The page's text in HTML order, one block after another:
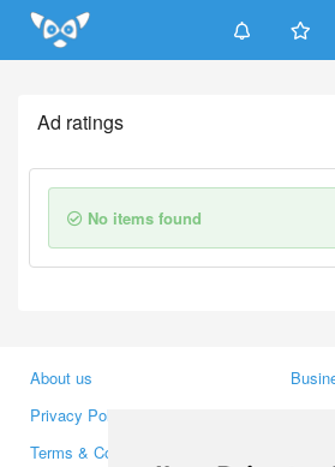
Update cookies preferences
Ad ratings
No items found
About us
Privacy Policy
Terms & Conditions